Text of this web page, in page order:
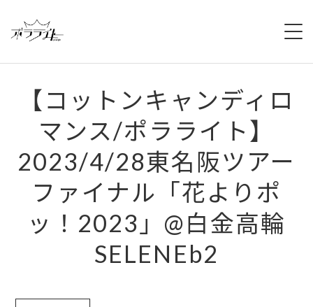
NEWS
ABOUT
MEMBERS
REGULATION
CAMPAIGN
【コットンキャンディロ
マンス/ポラライト】
2023/4/28東名阪ツアー
ファイナル「花よりポ
ッ！2023」@白金高輪
SELENEb2